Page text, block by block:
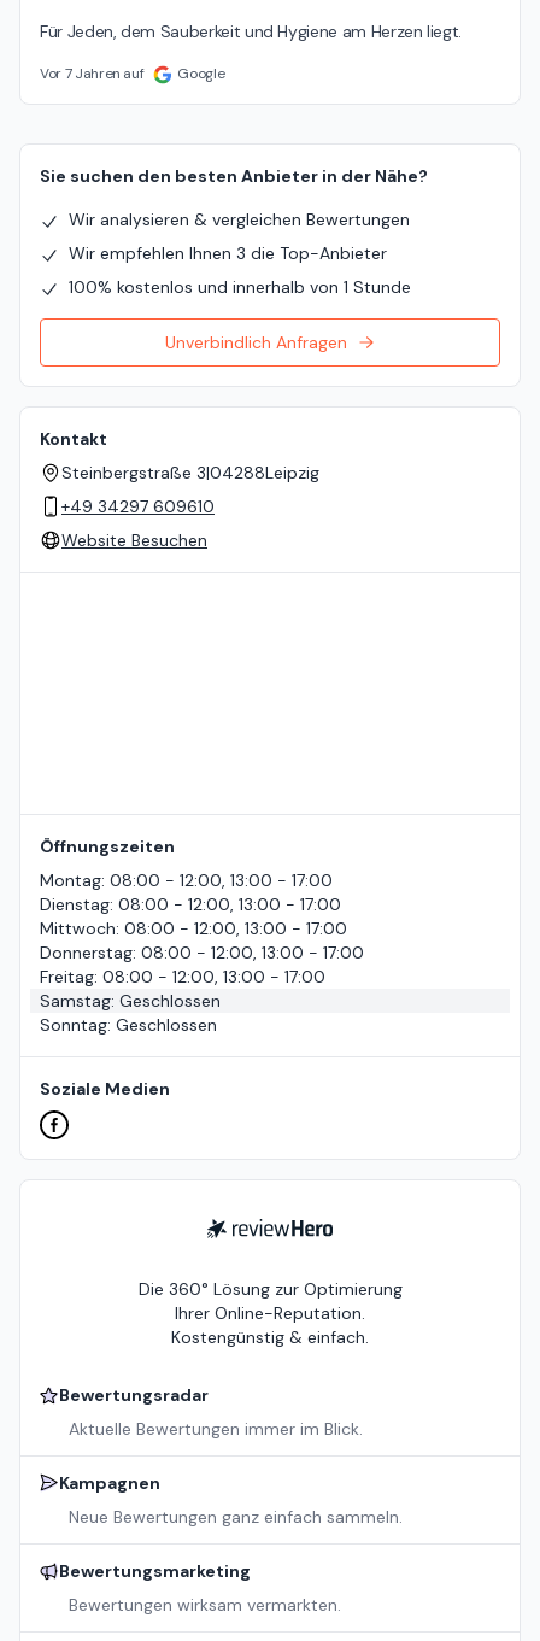
Für Jeden, dem Sauberkeit und Hygiene am Herzen liegt.
Vor 7 Jahren auf Google
Sie suchen den besten Anbieter in der Nähe?
Wir analysieren & vergleichen Bewertungen
Wir empfehlen Ihnen 3 die Top-Anbieter
100% kostenlos und innerhalb von 1 Stunde
Unverbindlich Anfragen
Kontakt
Steinbergstraße 3|04288Leipzig
+49 34297 609610
Website Besuchen
Öffnungszeiten
Montag: 08:00 - 12:00, 13:00 - 17:00
Dienstag: 08:00 - 12:00, 13:00 - 17:00
Mittwoch: 08:00 - 12:00, 13:00 - 17:00
Donnerstag: 08:00 - 12:00, 13:00 - 17:00
Freitag: 08:00 - 12:00, 13:00 - 17:00
Samstag: Geschlossen
Sonntag: Geschlossen
Soziale Medien
ReviewHero
Die 360° Lösung zur Optimierung
Ihrer Online-Reputation.
Kostengünstig & einfach.
Bewertungsradar
Aktuelle Bewertungen immer im Blick.
Kampagnen
Neue Bewertungen ganz einfach sammeln.
Bewertungsmarketing
Bewertungen wirksam vermarkten.